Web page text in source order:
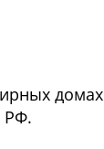
домах
РФ.